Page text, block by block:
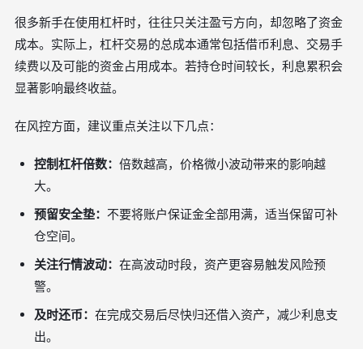
很多新手在使用杠杆时，往往只关注盈亏方向，却忽略了资金
成本。实际上，杠杆交易的总成本通常包括借币利息、交易手
续费以及可能的资金占用成本。若持仓时间较长，利息累积会
显著影响最终收益。
在风控方面，建议重点关注以下几点：
控制杠杆倍数： 倍数越高，价格微小波动带来的影响越
大。
预留安全垫： 不要将账户保证金全部用满，适当保留可补
仓空间。
关注行情波动： 在高波动时段，资产更容易触发风险预
警。
及时还币： 在完成交易后尽快归还借入资产，减少利息支
出。